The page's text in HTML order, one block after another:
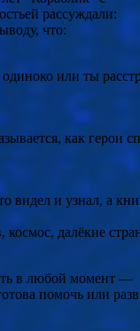
рассуждали:
что:
одиноко или ты
как герои
видел и узнал, а
космос, далёкие
в любой момент —
помочь или